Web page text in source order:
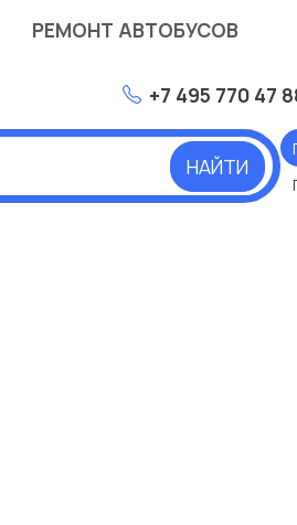
РЕМОНТ АВТОБУСОВ
+7 495 770 47
НАЙТИ